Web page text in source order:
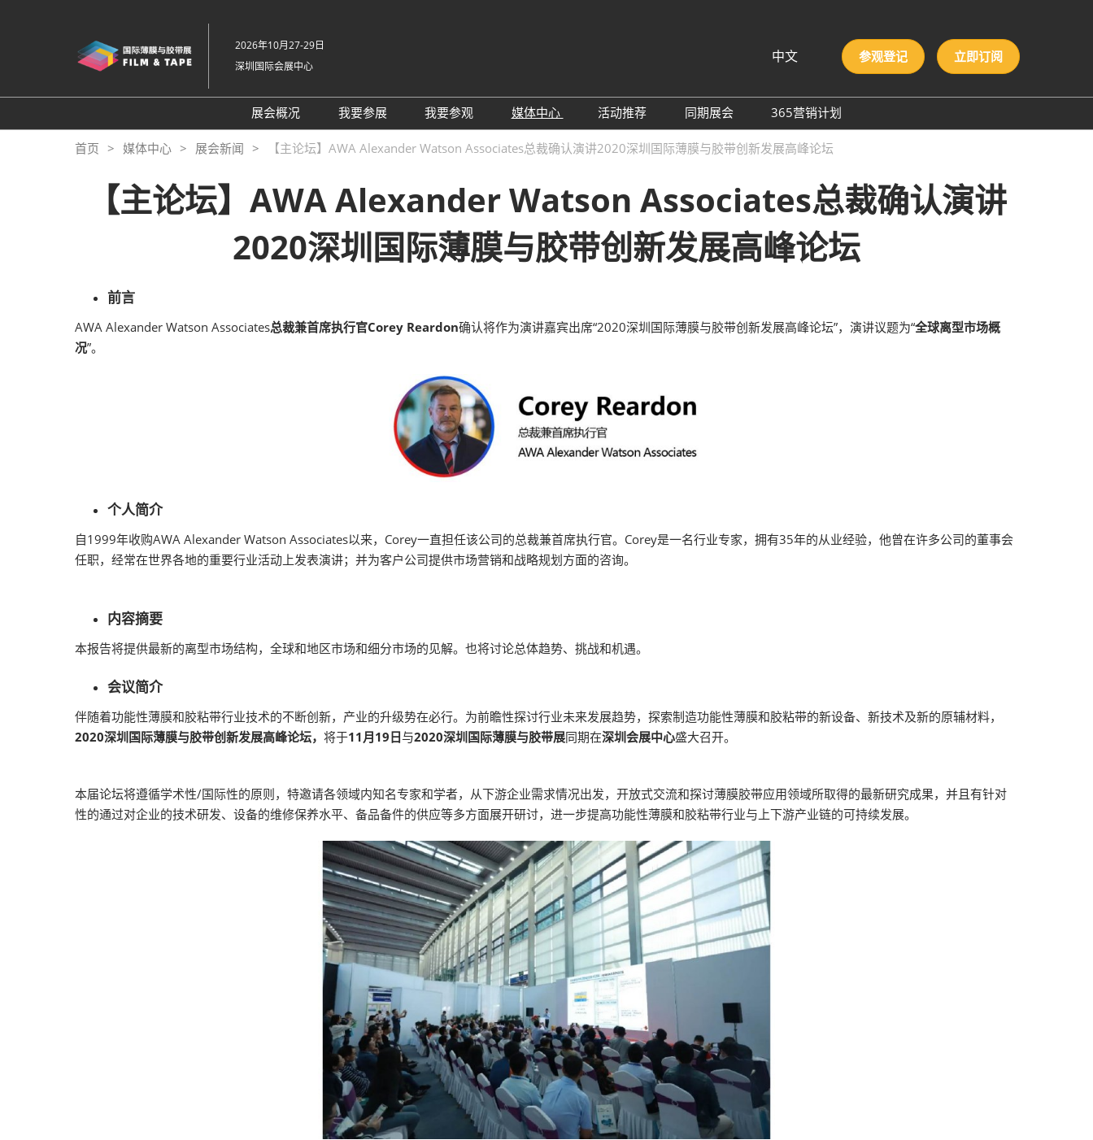
跳
转
容
2026年10月27-29日
深圳国际会展中心
中文
English
한국인
日本語
แบบไทย
Indonesia
参观登记 立即订阅
展会概况
展会概况
交通住宿
特色展区
关于主办方
我要参展
展位预定
展商增值服务
励展通APP
重点观众
我要参观
参观预登记
展商名录
推荐展商
展商说
媒体中心
行业新闻
展商动态
合作媒体
订阅电邮
活动推荐
会议论坛
同期展会
深圳国际胶粘剂及化工原料
国际高性能材料展
亚洲材料周
国际新材料新工艺及色彩展
览会
365营销计划
首页 媒体中心 展会新闻 【主论坛】AWA Alexander Watson Associates总裁确认演讲2020深圳国际薄膜与胶带创新发展高峰论坛
【主论坛】AWA Alexander Watson Associates总裁确认演讲
2020深圳国际薄膜与胶带创新发展高峰论坛
前言
AWA Alexander Watson Associates总裁兼首席执行官Corey Reardon确认将作为演讲嘉宾出席“2020深圳国际薄膜与胶带创新发展高峰论坛”，演讲议题为“全球离型市场概
况”。
个人简介
自1999年收购AWA Alexander Watson Associates以来，Corey一直担任该公司的总裁兼首席执行官。Corey是一名行业专家，拥有35年的从业经验，他曾在许多公司的董事会
任职，经常在世界各地的重要行业活动上发表演讲；并为客户公司提供市场营销和战略规划方面的咨询。
内容摘要
本报告将提供最新的离型市场结构，全球和地区市场和细分市场的见解。也将讨论总体趋势、挑战和机遇。
会议简介
伴随着功能性薄膜和胶粘带行业技术的不断创新，产业的升级势在必行。为前瞻性探讨行业未来发展趋势，探索制造功能性薄膜和胶粘带的新设备、新技术及新的原辅材料，
2020深圳国际薄膜与胶带创新发展高峰论坛， 将于11月19日与2020深圳国际薄膜与胶带展同期在深圳会展中心盛大召开。
本届论坛将遵循学术性/国际性的原则，特邀请各领域内知名专家和学者，从下游企业需求情况出发，开放式交流和探讨薄膜胶带应用领域所取得的最新研究成果，并且有针对
性的通过对企业的技术研发、设备的维修保养水平、备品备件的供应等多方面展开研讨，进一步提高功能性薄膜和胶粘带行业与上下游产业链的可持续发展。